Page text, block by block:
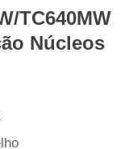
~ 420
lente zoom
、 30 milímetros
contínuo 30
~ 660
TC640MW
Núcleos